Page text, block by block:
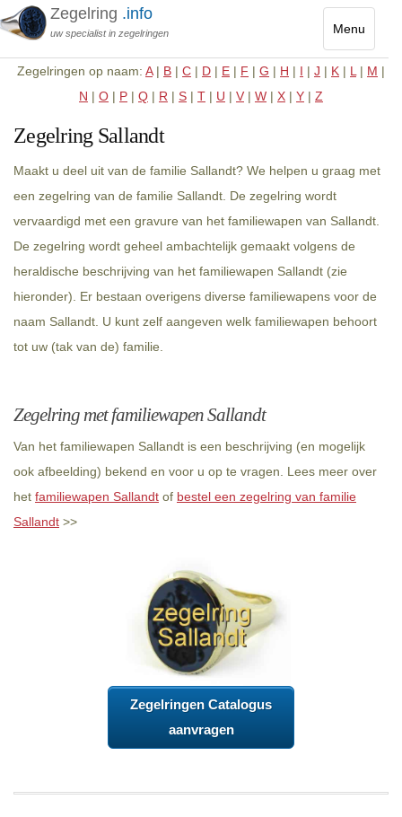
Menu
Toggle
Zegelring .info
uw specialist in zegelringen
Zegelringen op naam: A| B | C | D | E | F | G | H | I | J | K | L | M |
N | O | P | Q | R | S | T | U | V | W | X | Y | Z
Zegelring Sallandt
Maakt u deel uit van de familie Sallandt? We helpen u graag met
een zegelring van de familie Sallandt. De zegelring wordt
vervaardigd met een gravure van het familiewapen van Sallandt.
De zegelring wordt geheel ambachtelijk gemaakt volgens de
heraldische beschrijving van het familiewapen Sallandt (zie
hieronder). Er bestaan overigens diverse familiewapens voor de
naam Sallandt. U kunt zelf aangeven welk familiewapen behoort
tot uw (tak van de) familie.
Zegelring met familiewapen Sallandt
Van het familiewapen Sallandt is een beschrijving (en mogelijk
ook afbeelding) bekend en voor u op te vragen. Lees meer over
het familiewapen Sallandt of bestel een zegelring van familie
Sallandt >>
Zegelringen Catalogus
aanvragen